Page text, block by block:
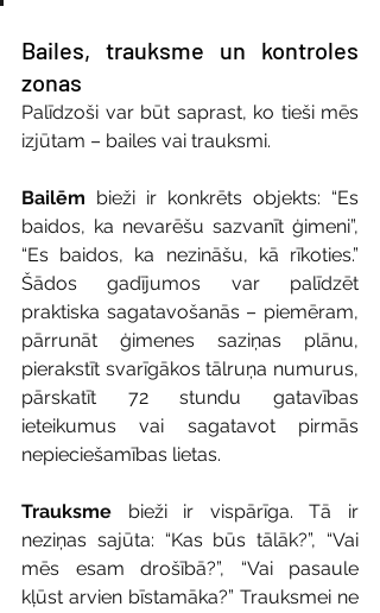
Bailes, trauksme un kontroles
zonas
Palīdzoši var būt saprast, ko tieši mēs
izjūtam – bailes vai trauksmi.
Bailēm bieži ir konkrēts objekts: “Es
baidos, ka nevarēšu sazvanīt ģimeni”,
“Es baidos, ka nezināšu, kā rīkoties.”
Šādos gadījumos var palīdzēt
praktiska sagatavošanās – piemēram,
pārrunāt ģimenes saziņas plānu,
pierakstīt svarīgākos tālruņa numurus,
pārskatīt 72 stundu gatavības
ieteikumus vai sagatavot pirmās
nepieciešamības lietas.
Trauksme bieži ir vispārīga. Tā ir
neziņas sajūta: “Kas būs tālāk?”, “Vai
mēs esam drošībā?”, “Vai pasaule
kļūst arvien bīstamāka?” Trauksmei ne